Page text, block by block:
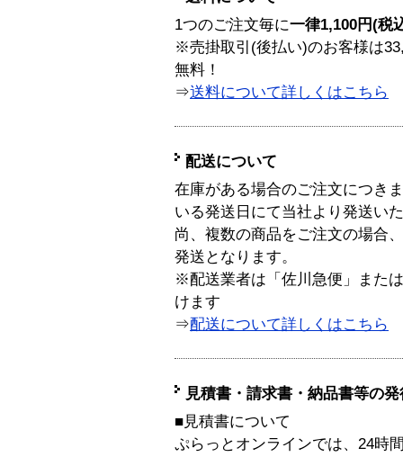
1つのご注文毎に一律1,100円(税
※売掛取引(後払い)のお客様は
無料！
⇒送料について詳しくはこちら
配送について
在庫がある場合のご注文につき
いる発送日にて当社より発送い
尚、複数の商品をご注文の場合
発送となります。
※配送業者は「佐川急便」また
けます
⇒配送について詳しくはこちら
見積書・請求書・納品書等の
■見積書について
ぷらっとオンラインでは、24時